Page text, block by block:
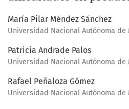
María Pilar Méndez Sánchez
Universidad Nacional Autónoma de
Patricia Andrade Palos
Universidad Nacional Autónoma de
Rafael Peñaloza Gómez
Universidad Nacional Autónoma de